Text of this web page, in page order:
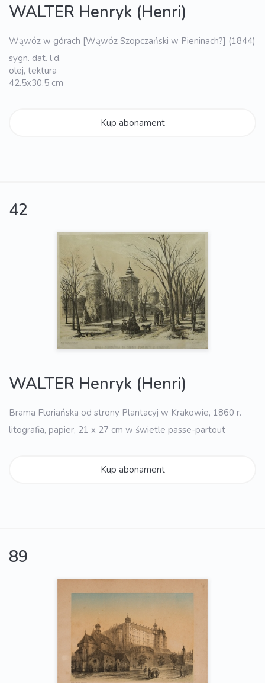
WALTER Henryk (Henri)
Wąwóz w górach [Wąwóz Szopczański w Pieninach?] (1844)
sygn. dat. l.d.
olej, tektura
42.5x30.5 cm
Kup abonament
42
WALTER Henryk (Henri)
Brama Floriańska od strony Plantacyj w Krakowie, 1860 r.
litografia, papier, 21 x 27 cm w świetle passe-partout
Kup abonament
89